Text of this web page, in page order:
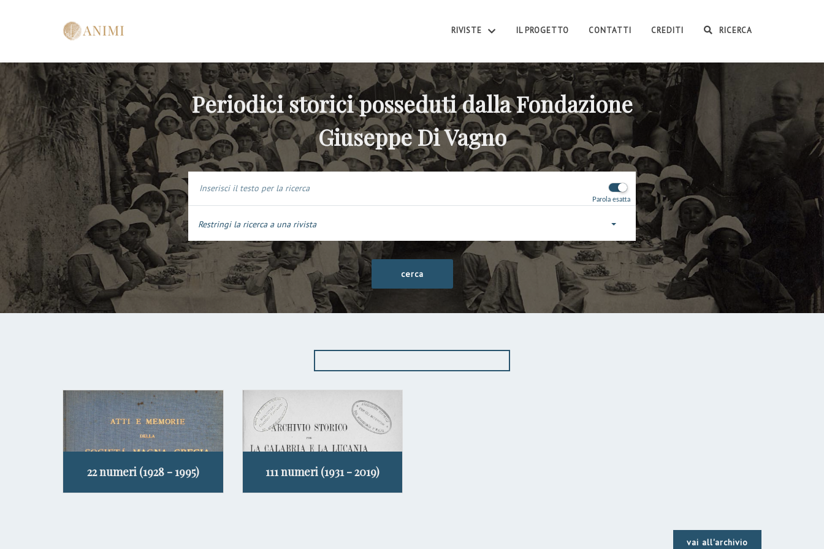
RIVISTE IL PROGETTO CONTATTI CREDITI RICERCA
Periodici storici posseduti dalla Fondazione
Giuseppe Di Vagno
Parola esatta
Restringi la ricerca a una rivista
22 numeri (1928 - 1995) 111 numeri (1931 - 2019)
vai all'archivio